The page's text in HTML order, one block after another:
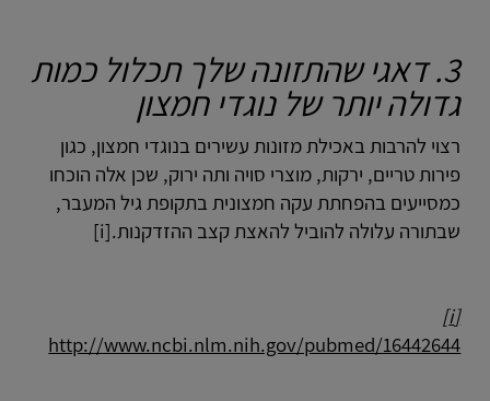
3. דאגי שהתזונה שלך תכלול כמות
גדולה יותר של נוגדי חמצון
רצוי להרבות באכילת מזונות עשירים בנוגדי חמצון, כגון
פירות טריים, ירקות, מוצרי סויה ותה ירוק, שכן אלה הוכחו
כמסייעים בהפחתת עקה חמצונית בתקופת גיל המעבר,
שבתורה עלולה להוביל להאצת קצב ההזדקנות.[i]
[i]
http://www.ncbi.nlm.nih.gov/pubmed/16442644